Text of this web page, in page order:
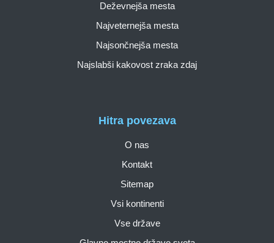
Hitra povezava
O nas
Kontakt
Sitemap
Vsi kontinenti
Vse države
Deževnejša mesta
Najveternejša mesta
Najsončnejša mesta
Najslabši kakovost zraka zdaj